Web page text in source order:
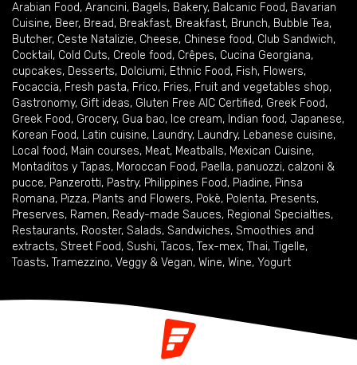
Arabian Food, Arancini, Bagels, Bakery, Balcanic Food, Bavarian
Cuisine, Beer, Bread, Breakfast, Breakfast, Brunch, Bubble Tea,
Butcher, Ceste Natalizie, Cheese, Chinese food, Club Sandwich,
Cocktail , Cold Cuts, Creole food, Crêpes, Cucina Georgiana,
cupcakes, Desserts, Dolciumi, Ethnic Food, Fish, Flowers,
Focaccia, Fresh pasta, Frico, Fries, Fruit and vegetables shop,
Gastronomy, Gift ideas, Gluten Free AIC Certified, Greek Food,
Greek Food, Grocery, Gua bao, Ice cream, Indian food, Japanese,
Korean Food, Latin cuisine, Laundry, Laundry, Lebanese cuisine,
Local food, Main courses, Meat, Meatballs, Mexican Cuisine,
Montaditos y Tapas, Moroccan Food, Paella, panuozzi, calzoni &
pucce, Panzerotti, Pastry, Philippines Food, Piadine, Pinsa
Romana, Pizza, Plants and Flowers, Pokè, Polenta, Presents,
Preserves, Ramen, Ready-made Sauces, Regional Specialties,
Restaurants, Rooster, Salads, Sandwiches, Smoothies and
extracts, Street Food, Sushi, Tacos, Tex-mex, Thai, Tigelle,
Toasts, Tramezzino, Veggy & Vegan, Wine, Wine, Yogurt